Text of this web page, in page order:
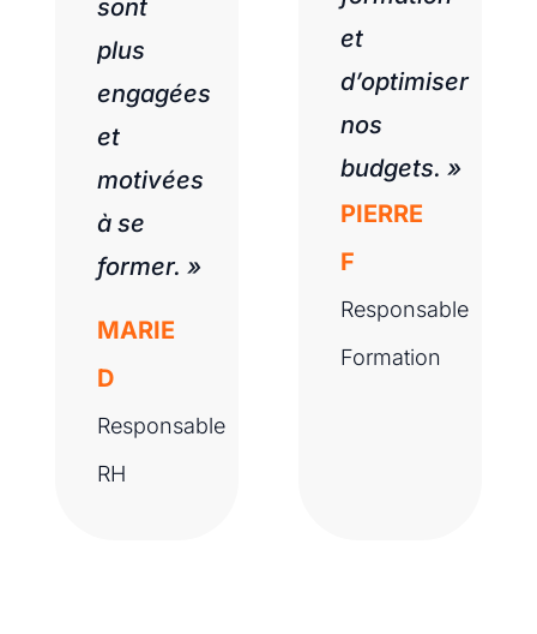
sont
plus
engagées
et
motivées
à se
former. »
MARIE
D
Responsable
RH
et
d’optimiser
nos
budgets. »
PIERRE
F
Responsable
Formation